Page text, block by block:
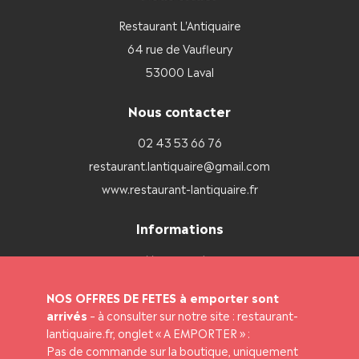
NOS OFFRES DE FETES à emporter sont
arrivés – à consulter sur notre site : restaurant-
lantiquaire.fr, onglet « A EMPORTER » :
Pas de commande sur la boutique, uniquement
Restaurant L'Antiquaire
64 rue de Vaufleury
53000 Laval
Nous contacter
02 43 53 66 76
restaurant.lantiquaire@gmail.com
www.restaurant-lantiquaire.fr
Informations
Mon compte
Livraison et paiement
Mentions légales